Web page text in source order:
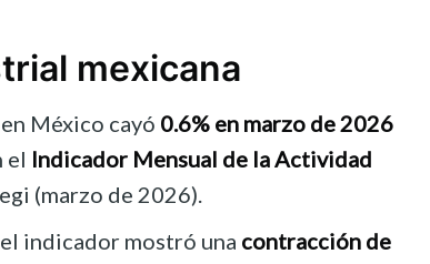
mexicana
México cayó 0.6% en marzo de 2026
el Indicador Mensual de la Actividad
(marzo de 2026).
indicador mostró una contracción de